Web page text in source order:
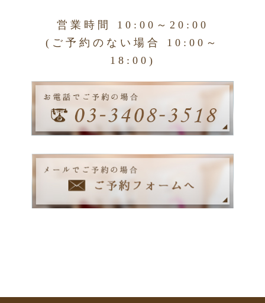
営業時間 10:00～20:00
(ご予約のない場合 10:00～
18:00)